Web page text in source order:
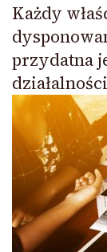
Każdy
przydatna